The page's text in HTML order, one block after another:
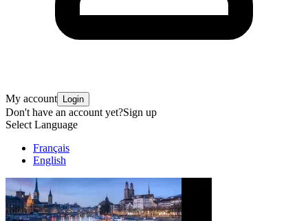
My account Login
Don't have an account yet?Sign up
Select Language
Français
English